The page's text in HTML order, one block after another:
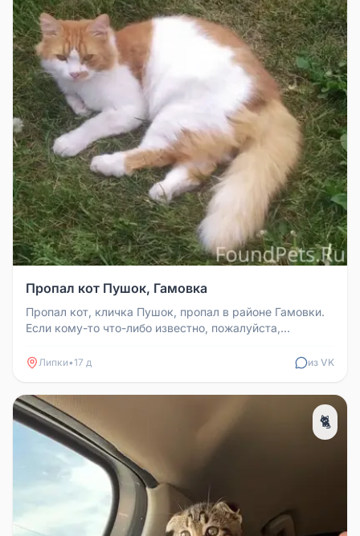
Пропал кот Пушок, Гамовка
Пропал кот, кличка Пушок, пропал в районе Гамовки.
Если кому-то что-либо известно, пожалуйста,
Липки•17 д из VK
🐈